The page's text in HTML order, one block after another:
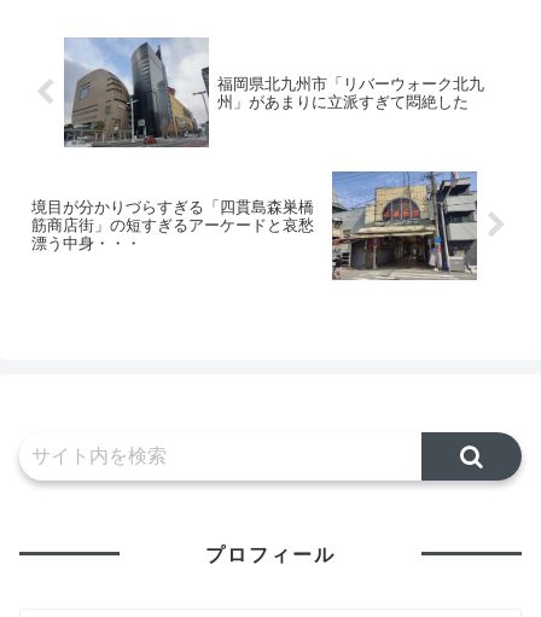
どといった、神戸らしいおしゃれ
さ・キラキラさがよく出ている...
ていく...
福岡県北九州市「リバーウォーク北九
州」があまりに立派すぎて悶絶した
境目が分かりづらすぎる「四貫島森巣橋
筋商店街」の短すぎるアーケードと哀愁
漂う中身・・・
プロフィール